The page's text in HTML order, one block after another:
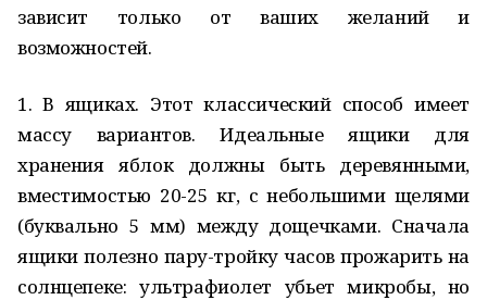
зависит только от ваших желаний и
возможностей.
1. В ящиках. Этот классический способ имеет
массу вариантов. Идеальные ящики для
хранения яблок должны быть деревянными,
вместимостью 20-25 кг, с небольшими щелями
(буквально 5 мм) между дощечками. Сначала
ящики полезно пару-тройку часов прожарить на
солнцепеке: ультрафиолет убьет микробы, но